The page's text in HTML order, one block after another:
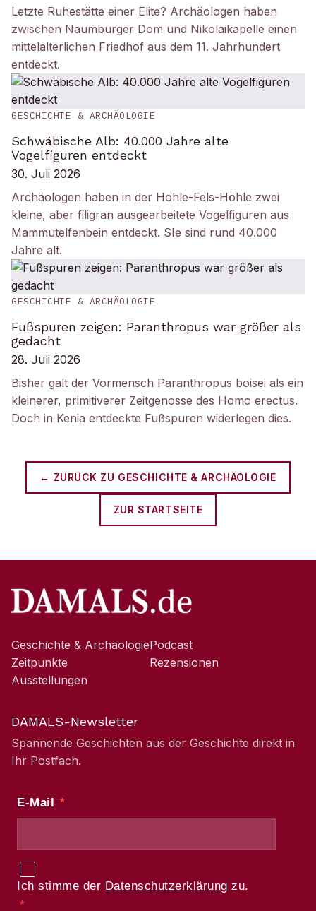
Letzte Ruhestätte einer Elite? Archäologen haben
zwischen Naumburger Dom und Nikolaikapelle einen
mittelalterlichen Friedhof aus dem 11. Jahrhundert
entdeckt.
GESCHICHTE & ARCHÄOLOGIE
Schwäbische Alb: 40.000 Jahre alte
Vogelfiguren entdeckt
30. Juli 2026
Archäologen haben in der Hohle-Fels-Höhle zwei
kleine, aber filigran ausgearbeitete Vogelfiguren aus
Mammutelfenbein entdeckt. SIe sind rund 40.000
Jahre alt.
GESCHICHTE & ARCHÄOLOGIE
Fußspuren zeigen: Paranthropus war größer als
gedacht
28. Juli 2026
Bisher galt der Vormensch Paranthropus boisei als ein
kleinerer, primitiverer Zeitgenosse des Homo erectus.
Doch in Kenia entdeckte Fußspuren widerlegen dies.
← ZURÜCK ZU GESCHICHTE & ARCHÄOLOGIE
ZUR STARTSEITE
Geschichte & Archäologie
Zeitpunkte
Ausstellungen
Podcast
Rezensionen
DAMALS-Newsletter
Spannende Geschichten aus der Geschichte direkt in
Ihr Postfach.